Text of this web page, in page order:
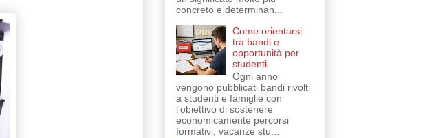
concreto e determinan...
Come orientarsi
tra bandi e
opportunità per
studenti
Ogni anno
vengono pubblicati bandi rivolti
a studenti e famiglie con
l’obiettivo di sostenere
economicamente percorsi
formativi, vacanze stu...